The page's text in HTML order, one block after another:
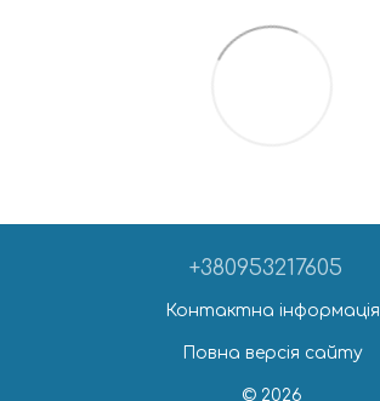
+380953217605
Контактна інформація
Повна версія сайту
© 2026